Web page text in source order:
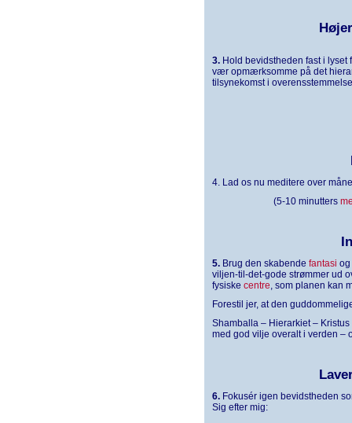
3. Hold bevidstheden fast i
vær opmærksomme på det
tilsynekomst i
4. Lad os nu meditere over
(5-10 minutters
5. Brug den skabende fantasi og
viljen-til-det-gode strømmer ud
fysiske centre, som planen kan
Forestil jer, at den
Shamballa – Hierarkiet –
med god vilje overalt i verden –
6. Fokusér igen bevidstheden
Sig efter mig: